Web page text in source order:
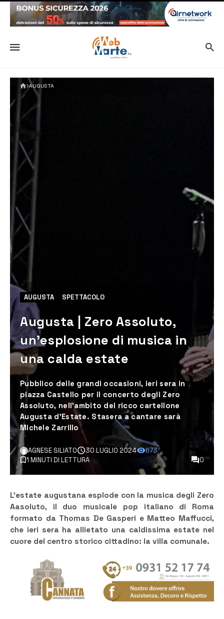
AUGUSTA
AUGUSTA SPETTACOLO
Augusta | Zero Assoluto,
un’esplosione di musica in
una calda estate
Pubblico delle grandi occasioni, ieri sera in
piazza Castello per il concerto degli Zero
Assoluto, nell'ambito del ricco cartellone
Augusta d'Estate. Stasera a cantare sarà
Michele Zarrillo
AGNESE SILIATO 30 LUGLIO 2024
673
1 MINUTI DI LETTURA
0
L’estate augustana esplode con la musica degli Zero
Aasoluto, il duo musicale pop italiano di Roma
formato da Thomas De Gasperi e Matteo Maffucci,
che ieri sera ha allietato una caldissima estate nel
cuore del centro storico cittadino: la villa comunale.